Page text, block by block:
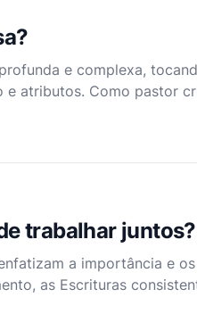
e complexa,
atributos. Como pastor
trabalhar juntos?
a importância e
as Escrituras